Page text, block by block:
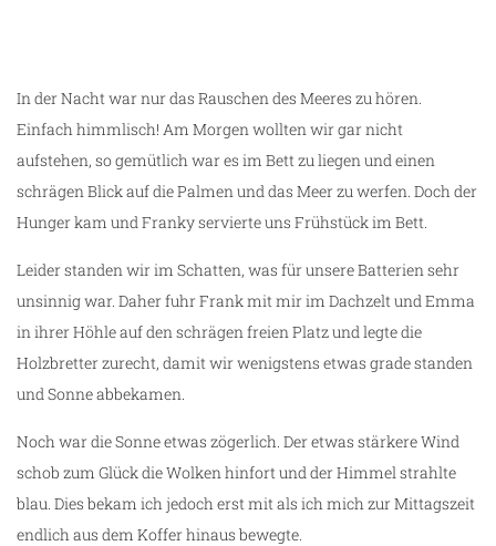
In der Nacht war nur das Rauschen des Meeres zu hören.
Einfach himmlisch! Am Morgen wollten wir gar nicht
aufstehen, so gemütlich war es im Bett zu liegen und einen
schrägen Blick auf die Palmen und das Meer zu werfen. Doch der
Hunger kam und Franky servierte uns Frühstück im Bett.
Leider standen wir im Schatten, was für unsere Batterien sehr
unsinnig war. Daher fuhr Frank mit mir im Dachzelt und Emma
in ihrer Höhle auf den schrägen freien Platz und legte die
Holzbretter zurecht, damit wir wenigstens etwas grade standen
und Sonne abbekamen.
Noch war die Sonne etwas zögerlich. Der etwas stärkere Wind
schob zum Glück die Wolken hinfort und der Himmel strahlte
blau. Dies bekam ich jedoch erst mit als ich mich zur Mittagszeit
endlich aus dem Koffer hinaus bewegte.